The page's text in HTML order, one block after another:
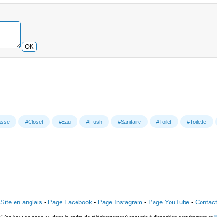
OK
#Closet #Eau #Flush #Sanitaire #Toilet #Toilette
Site en anglais - Page Facebook - Page Instagram - Page YouTube- Contact